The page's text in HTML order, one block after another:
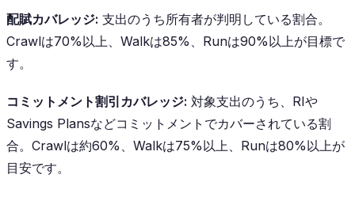
配賦カバレッジ: 支出のうち所有者が判明している割合。
Crawlは70%以上、Walkは85%、Runは90%以上が目標で
す。
コミットメント割引カバレッジ: 対象支出のうち、RIや
Savings Plansなどコミットメントでカバーされている割
合。Crawlは約60%、Walkは75%以上、Runは80%以上が
目安です。